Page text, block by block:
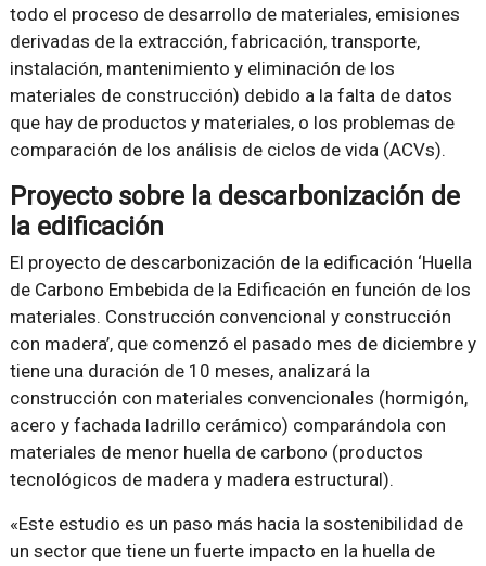
todo el proceso de desarrollo de materiales, emisiones
derivadas de la extracción, fabricación, transporte,
instalación, mantenimiento y eliminación de los
materiales de construcción) debido a la falta de datos
que hay de productos y materiales, o los problemas de
comparación de los análisis de ciclos de vida (ACVs).
Proyecto sobre la descarbonización de
la edificación
El proyecto de descarbonización de la edificación ‘Huella
de Carbono Embebida de la Edificación en función de los
materiales. Construcción convencional y construcción
con madera’, que comenzó el pasado mes de diciembre y
tiene una duración de 10 meses, analizará la
construcción con materiales convencionales (hormigón,
acero y fachada ladrillo cerámico) comparándola con
materiales de menor huella de carbono (productos
tecnológicos de madera y madera estructural).
«Este estudio es un paso más hacia la sostenibilidad de
un sector que tiene un fuerte impacto en la huella de